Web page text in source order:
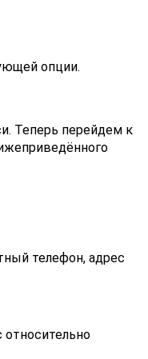
опции.
Теперь перейдем к
телефон, адрес
относительно